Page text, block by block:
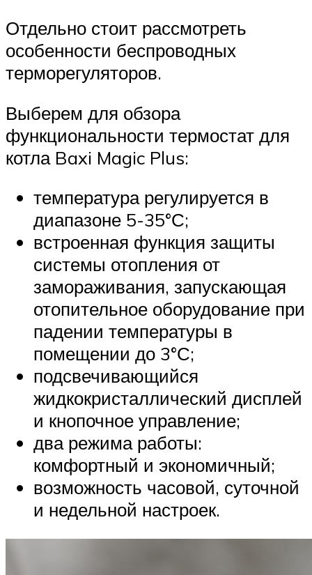
Отдельно стоит рассмотреть
особенности беспроводных
терморегуляторов.
Выберем для обзора
функциональности термостат для
котла Baxi Magic Plus:
температура регулируется в
диапазоне 5-35°С;
встроенная функция защиты
системы отопления от
замораживания, запускающая
отопительное оборудование при
падении температуры в
помещении до 3°С;
подсвечивающийся
жидкокристаллический дисплей
и кнопочное управление;
два режима работы:
комфортный и экономичный;
возможность часовой, суточной
и недельной настроек.